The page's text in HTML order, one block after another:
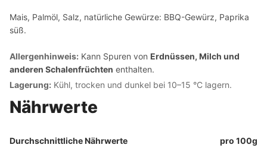
Mais, Palmöl, Salz, natürliche Gewürze: BBQ-Gewürz, Paprika
süß.
Allergenhinweis: Kann Spuren von Erdnüssen, Milch und
anderen Schalenfrüchten enthalten.
Lagerung: Kühl, trocken und dunkel bei 10–15 °C lagern.
Nährwerte
Durchschnittliche Nährwerte pro 100g